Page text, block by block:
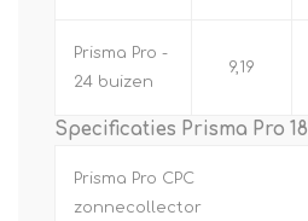
Prisma Pro -
24 buizen
9,19
Specificaties Prisma Pro 18
Prisma Pro CPC
zonnecollector